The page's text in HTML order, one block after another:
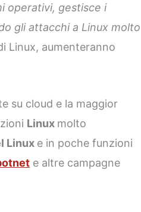
operativi, gestisce i
gli attacchi a Linux molto
Linux, aumenteranno
su cloud e la maggior
Linux molto
Linux e in poche funzioni
e altre campagne